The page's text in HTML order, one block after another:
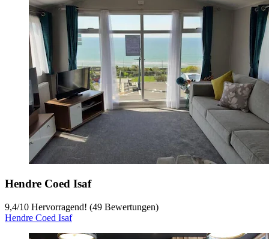
Hendre Coed Isaf
9,4/10 Hervorragend! (49 Bewertungen)
Hendre Coed Isaf